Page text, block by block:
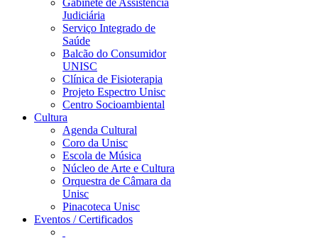
Gabinete de Assistência
Judiciária
Serviço Integrado de
Saúde
Balcão do Consumidor
UNISC
Clínica de Fisioterapia
Projeto Espectro Unisc
Centro Socioambiental
Cultura
Agenda Cultural
Coro da Unisc
Escola de Música
Núcleo de Arte e Cultura
Orquestra de Câmara da
Unisc
Pinacoteca Unisc
Eventos / Certificados